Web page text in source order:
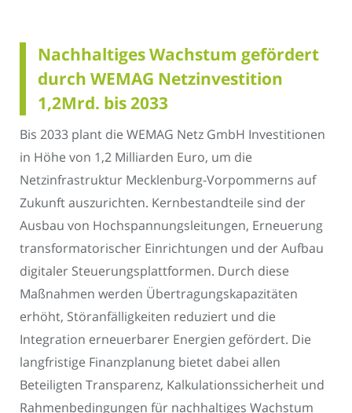
Nachhaltiges Wachstum gefördert
durch WEMAG Netzinvestition
1,2Mrd. bis 2033
Bis 2033 plant die WEMAG Netz GmbH Investitionen
in Höhe von 1,2 Milliarden Euro, um die
Netzinfrastruktur Mecklenburg-Vorpommerns auf
Zukunft auszurichten. Kernbestandteile sind der
Ausbau von Hochspannungsleitungen, Erneuerung
transformatorischer Einrichtungen und der Aufbau
digitaler Steuerungsplattformen. Durch diese
Maßnahmen werden Übertragungskapazitäten
erhöht, Störanfälligkeiten reduziert und die
Integration erneuerbarer Energien gefördert. Die
langfristige Finanzplanung bietet dabei allen
Beteiligten Transparenz, Kalkulationssicherheit und
Rahmenbedingungen für nachhaltiges Wachstum